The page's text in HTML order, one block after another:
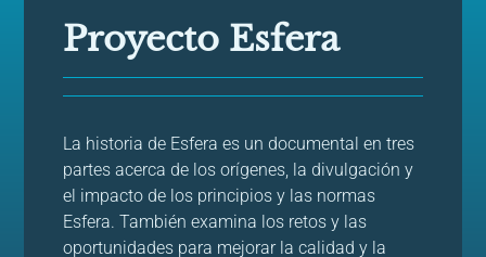
Proyecto Esfera
La historia de Esfera es un documental en tres
partes acerca de los orígenes, la divulgación y
el impacto de los principios y las normas
Esfera. También examina los retos y las
oportunidades para mejorar la calidad y la